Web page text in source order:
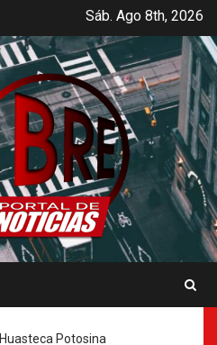
Sáb. Ago 8th, 2026
Huasteca Potosina